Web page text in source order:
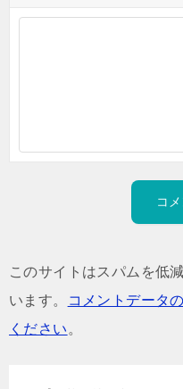
このサイトはスパムを低
います。
コメントデータ
ください。